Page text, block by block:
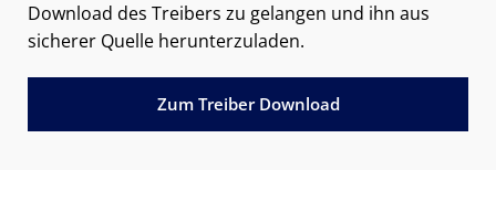
Download des Treibers zu gelangen und ihn aus
sicherer Quelle herunterzuladen.
Zum Treiber Download